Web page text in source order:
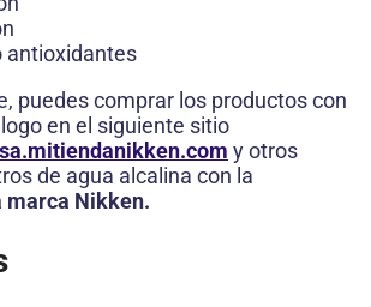
antioxidantes
puedes comprar los productos con
en el siguiente sitio
y otros
de agua alcalina con la
marca Nikken.